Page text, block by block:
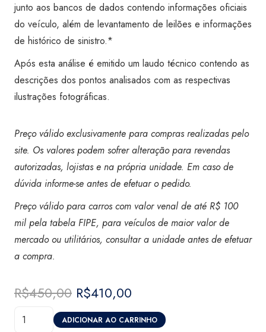
junto aos bancos de dados contendo informações oficiais
do veículo, além de levantamento de leilões e informações
de histórico de sinistro.*
Após esta análise é emitido um laudo técnico contendo as
descrições dos pontos analisados com as respectivas
ilustrações fotográficas.
Preço válido exclusivamente para compras realizadas pelo
site. Os valores podem sofrer alteração para revendas
autorizadas, lojistas e na própria unidade. Em caso de
dúvida informe-se antes de efetuar o pedido.
Preço válido para carros com valor venal de até R$ 100
mil pela tabela FIPE, para veículos de maior valor de
mercado ou utilitários, consultar a unidade antes de efetuar
a compra.
R$450,00 O
preço
original
R$410,00
preço
atual
Vistoria
ADICIONAR AO CARRINHO